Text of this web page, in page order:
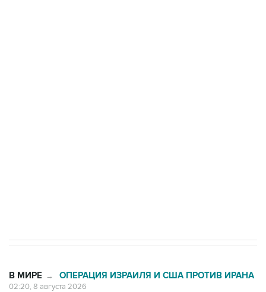
В МИРЕ → ОПЕРАЦИЯ ИЗРАИЛЯ И США ПРОТИВ ИРАНА
02:20, 8 августа 2026